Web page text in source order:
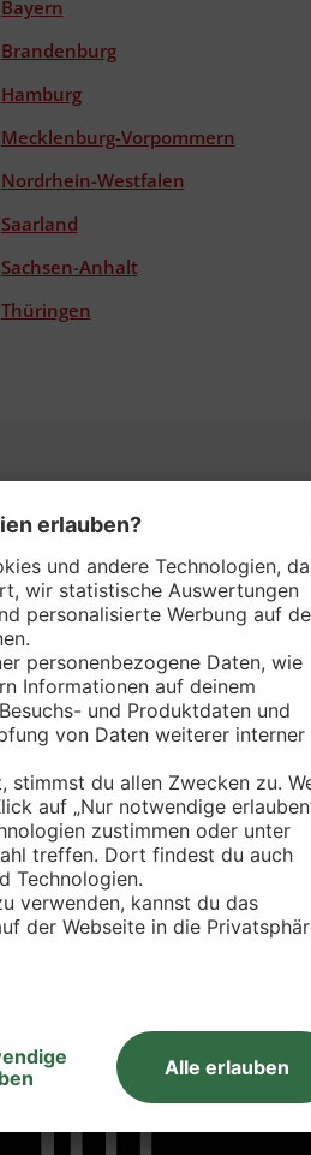
Bayern
Brandenburg
Hamburg
Mecklenburg-Vorpommern
Nordrhein-Westfalen
Saarland
Sachsen-Anhalt
Thüringen